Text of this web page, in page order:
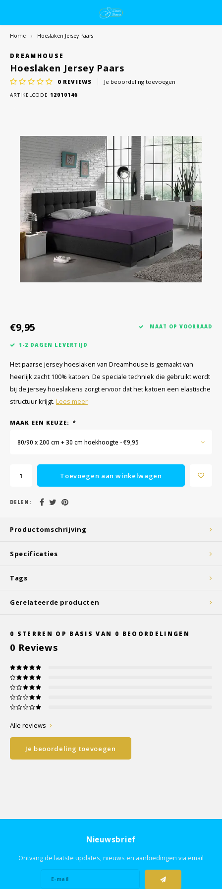
Home Hoeslaken Jersey Paars
DREAMHOUSE
Hoeslaken Jersey Paars
0 REVIEWS Je beoordeling toevoegen
ARTIKELCODE 12010146
€9,95 MAAT OP VOORRAAD
1-2 DAGEN LEVERTIJD
Het paarse jersey hoeslaken van Dreamhouse is gemaakt van
heerlijk zacht 100% katoen. De speciale techniek die gebruikt wordt
bij de jersey hoeslakens zorgt ervoor dat het katoen een elastische
structuur krijgt. Lees meer
MAAK EEN KEUZE: *
80/90 x 200 cm + 30 cm hoekhoogte - €9,95
Toevoegen aan winkelwagen
DELEN:
Productomschrijving
Specificaties
Tags
Gerelateerde producten
0 STERREN OP BASIS VAN 0 BEOORDELINGEN
0 Reviews
Alle reviews
Je beoordeling toevoegen
Nieuwsbrief
Ontvang de laatste updates, nieuws en aanbiedingen via email